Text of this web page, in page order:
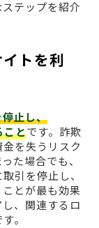
テップを紹介
トを利
止し、
とです。詐欺
を失うリスク
た場合でも、
引を停止し、
とが最も効果
、関連するロ
。